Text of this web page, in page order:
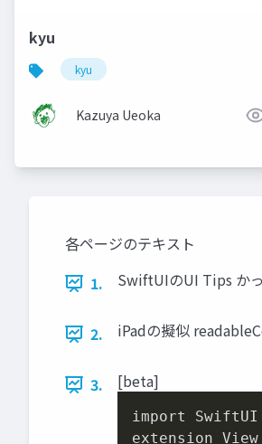
kyu
kyu
Kazuya Ueoka
各ページのテキスト
1.
SwiftUIのUI Tips か
2. iPadの擬似
3. [beta]
import SwiftUI